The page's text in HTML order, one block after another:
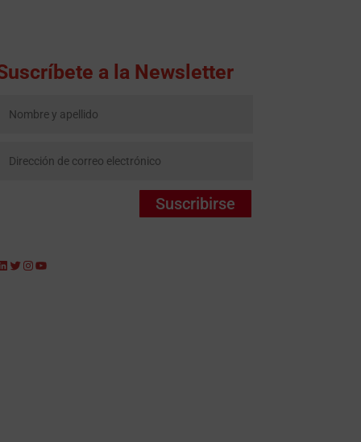
a la Newsletter
Suscribirse
Twitter
Instagram
YouTube